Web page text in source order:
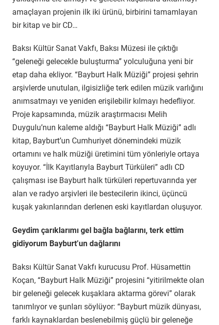
amaçlayan projenin ilk iki ürünü, birbirini tamamlayan
bir kitap ve bir CD…
Baksı Kültür Sanat Vakfı, Baksı Müzesi ile çıktığı
“geleneği gelecekle buluşturma” yolculuğuna yeni bir
etap daha ekliyor. “Bayburt Halk Müziği” projesi şehrin
arşivlerde unutulan, ilgisizliğe terk edilen müzik varlığını
anımsatmayı ve yeniden erişilebilir kılmayı hedefliyor.
Proje kapsamında, müzik araştırmacısı Melih
Duygulu’nun kaleme aldığı “Bayburt Halk Müziği” adlı
kitap, Bayburt’un Cumhuriyet dönemindeki müzik
ortamını ve halk müziği üretimini tüm yönleriyle ortaya
koyuyor. “İlk Kayıtlarıyla Bayburt Türküleri” adlı CD
çalışması ise Bayburt halk türküleri repertuvarında yer
alan ve radyo arşivleri ile bestecilerin ikinci, üçüncü
kuşak yakınlarından derlenen eski kayıtlardan oluşuyor.
Geydim çarıklarımı gel bağla bağlarını, terk ettim
gidiyorum Bayburt’un dağlarını
Baksı Kültür Sanat Vakfı kurucusu Prof. Hüsamettin
Koçan, “Bayburt Halk Müziği” projesini “yitirilmekte olan
bir geleneği gelecek kuşaklara aktarma görevi” olarak
tanımlıyor ve şunları söylüyor: “Bayburt müzik dünyası,
farklı kaynaklardan beslenebilmiş güçlü bir geleneğe